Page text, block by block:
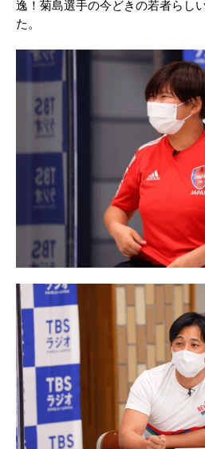
逸！菊島選手の今どきの若者らし
た。